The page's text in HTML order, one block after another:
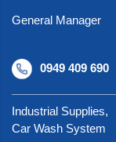
General Manager
0949 409 690
Industrial Supplies,
Car Wash System